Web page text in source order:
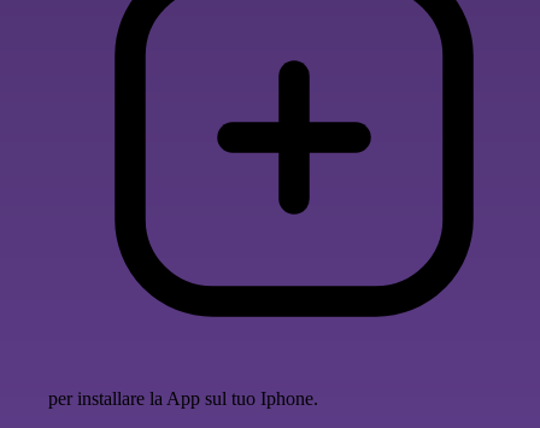
per installare la App sul tuo Iphone.